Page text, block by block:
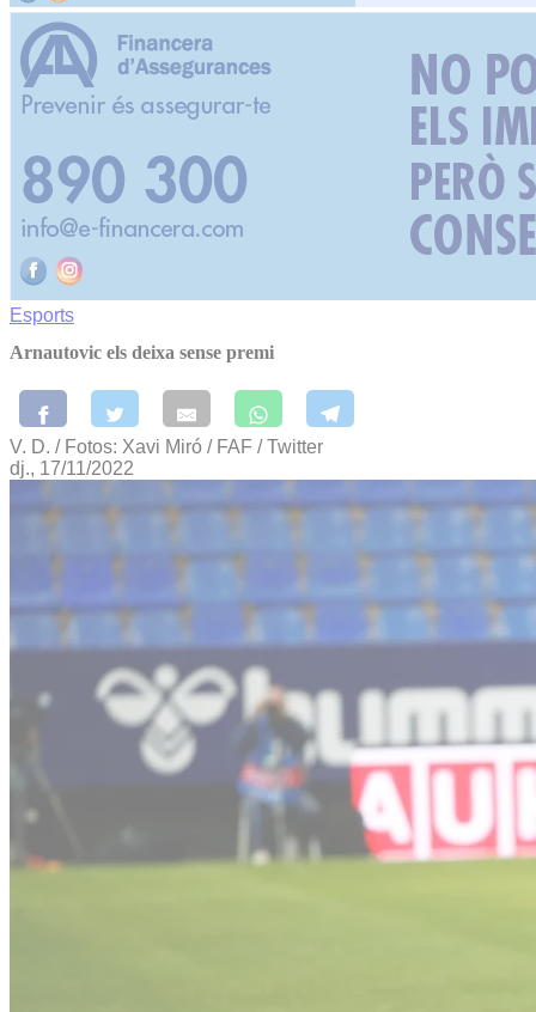
Esports
Arnautovic els deixa sense premi
V. D. / Fotos: Xavi Miró / FAF / Twitter
dj., 17/11/2022